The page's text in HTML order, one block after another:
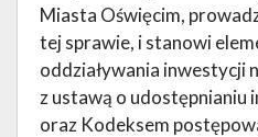
Miasta Oświęcim,
tej sprawie, i stanowi
oddziaływania inwestycji
z ustawą o udostępnianiu
oraz Kodeksem